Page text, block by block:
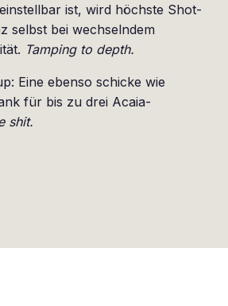
ist, wird höchste Shot-
selbst bei wechselndem
Tamping to depth.
Eine ebenso schicke wie
für bis zu drei Acaia-
shit.